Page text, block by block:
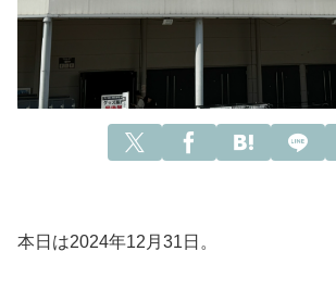
本日は2024年12月31日。